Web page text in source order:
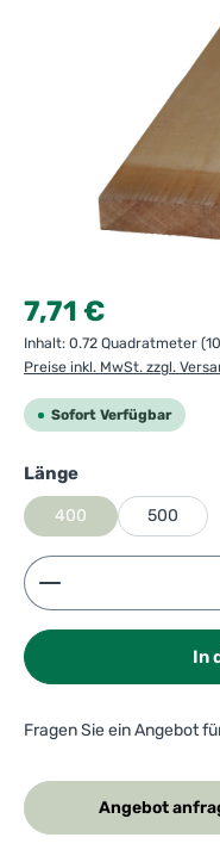
Regulärer Preis:
7,71 €
Inhalt: 0.72 Quadratmeter
Preise inkl. MwSt. zzgl.
Sofort Verfügbar
Längeauswählen
400 500
Produkt Anzahl:
In
Fragen Sie ein Angebot
Angebot